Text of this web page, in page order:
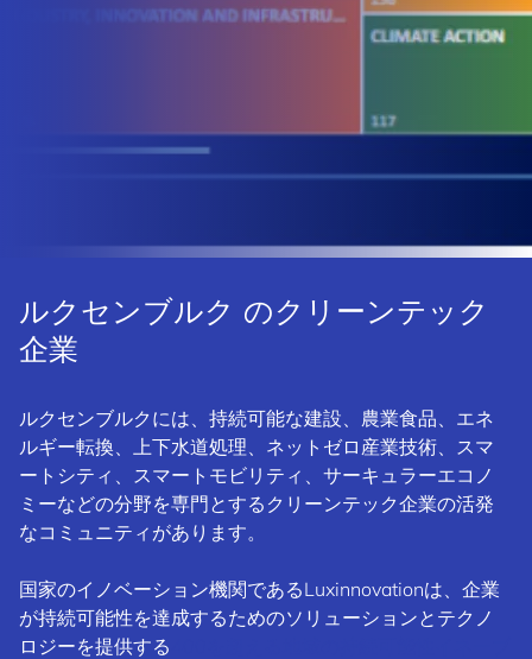
ルクセンブルク のクリーンテック
企業
ルクセンブルクには、持続可能な建設、農業食品、エネ
ルギー転換、上下水道処理、ネットゼロ産業技術、スマ
ートシティ、スマートモビリティ、サーキュラーエコノ
ミーなどの分野を専門とするクリーンテック企業の活発
なコミュニティがあります。
国家のイノベーション機関であるLuxinnovationは、企業
が持続可能性を達成するためのソリューションとテクノ
ロジーを提供する